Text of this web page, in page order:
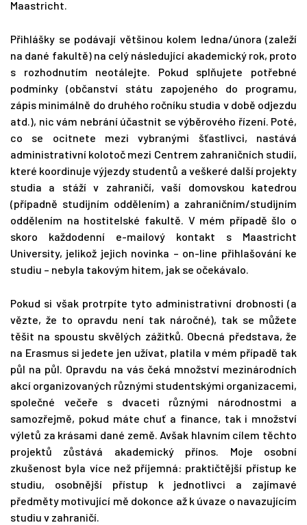
Maastricht.
Přihlášky se podávají většinou kolem ledna/února (zaleží
na dané fakultě) na celý následující akademický rok, proto
s rozhodnutím neotálejte. Pokud splňujete potřebné
podmínky (občanství státu zapojeného do programu,
zápis minimálně do druhého ročníku studia v době odjezdu
atd.), nic vám nebrání účastnit se výběrového řízení. Poté,
co se ocitnete mezi vybranými šťastlivci, nastává
administrativní kolotoč mezi Centrem zahraničních studií,
které koordinuje výjezdy studentů a veškeré další projekty
studia a stáží v zahraničí, vaší domovskou katedrou
(případně studijním oddělením) a zahraničním/studijním
oddělením na hostitelské fakultě. V mém případě šlo o
skoro každodenní e-mailový kontakt s Maastricht
University, jelikož jejich novinka – on-line přihlašování ke
studiu – nebyla takovým hitem, jak se očekávalo.
Pokud si však protrpíte tyto administrativní drobnosti (a
vězte, že to opravdu není tak náročné), tak se můžete
těšit na spoustu skvělých zážitků. Obecná představa, že
na Erasmus si jedete jen užívat, platila v mém případě tak
půl na půl. Opravdu na vás čeká množství mezinárodních
akcí organizovaných různými studentskými organizacemi,
společné večeře s dvaceti různými národnostmi a
samozřejmě, pokud máte chuť a finance, tak i množství
výletů za krásami dané země. Avšak hlavním cílem těchto
projektů zůstává akademický přínos. Moje osobní
zkušenost byla více než příjemná: praktičtější přístup ke
studiu, osobnější přístup k jednotlivci a zajímavé
předměty motivující mě dokonce až k úvaze o navazujícím
studiu v zahraničí.